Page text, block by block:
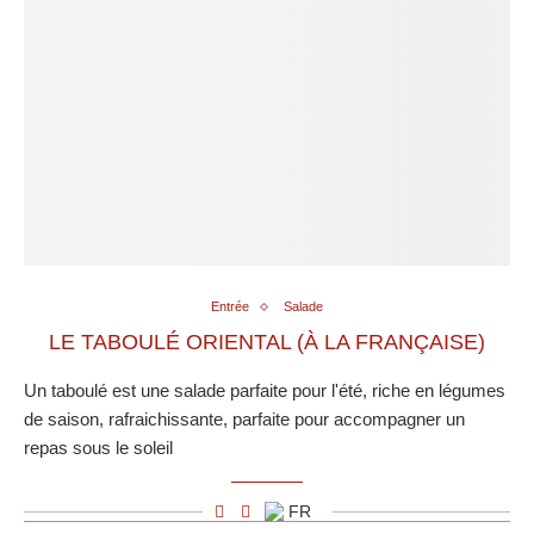
Entrée Salade
LE TABOULÉ ORIENTAL (À LA FRANÇAISE)
Un taboulé est une salade parfaite pour l'été, riche en légumes
de saison, rafraichissante, parfaite pour accompagner un
repas sous le soleil
FR